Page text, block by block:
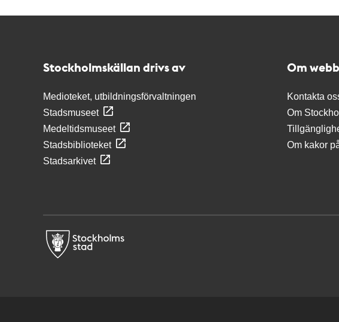
Stockholmskällan drivs av
Medioteket, utbildningsförvaltningen
Stadsmuseet
Medeltidsmuseet
Stadsbiblioteket
Stadsarkivet
Om
Kontakta
Om
Om kakor